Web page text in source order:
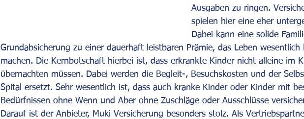
Ausgaben zu ringen.
spielen hier eine eher
Dabei kann eine solide
Grundabsicherung zu einer dauerhaft leistbaren Prämie, das Leben wesentlich
machen. Die Kernbotschaft hierbei ist, dass erkrankte Kinder nicht alleine im
übernachten müssen. Dabei werden die Begleit-, Besuchskosten und der
Spital ersetzt. Sehr wesentlich ist, dass auch kranke Kinder oder Kinder mit
Bedürfnissen ohne Wenn und Aber ohne Zuschläge oder Ausschlüsse
Darauf ist der Anbieter, Muki Versicherung besonders stolz. Als